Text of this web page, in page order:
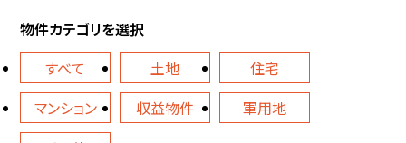
物件カテゴリを選択
すべて
土地
住宅
マンション
収益物件
軍用地